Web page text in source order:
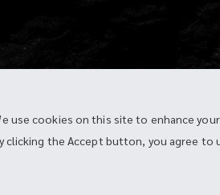
COOKIE POLICY
RIGHTS RESERVED BY JLP
use cookies on this site to enhance
clicking the Accept button, you agree to